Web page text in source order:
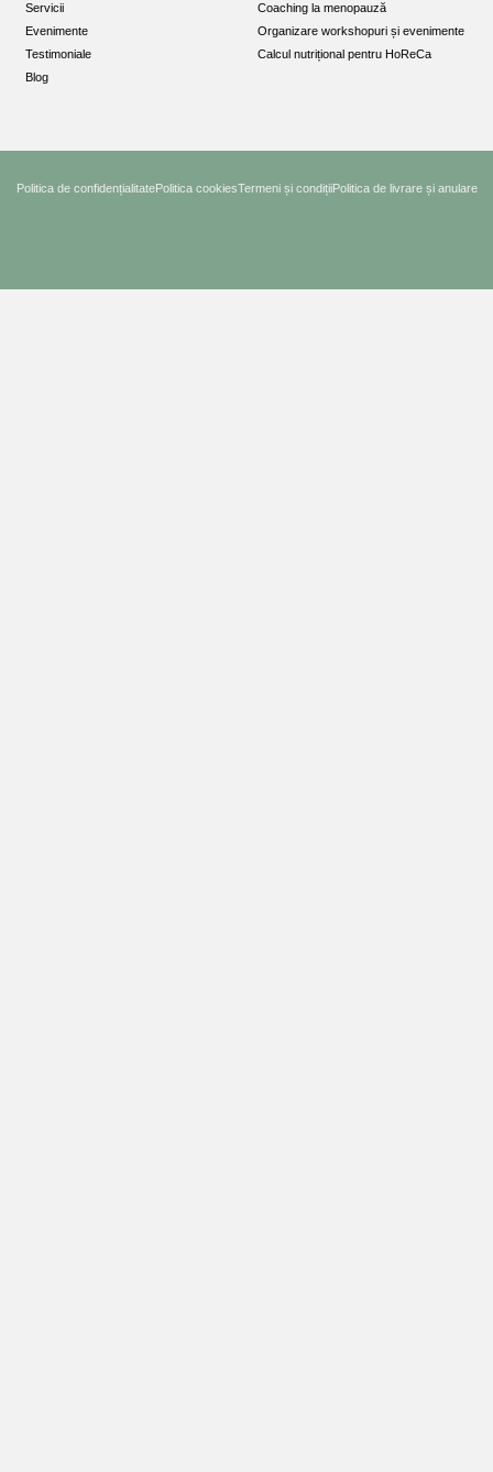
Servicii
Evenimente
Testimoniale
Blog
Coaching la menopauză
Organizare workshopuri și evenimente
Calcul nutrițional pentru HoReCa
Politica de confidențialitatePolitica cookiesTermeni și condițiiPolitica de livrare și anulare